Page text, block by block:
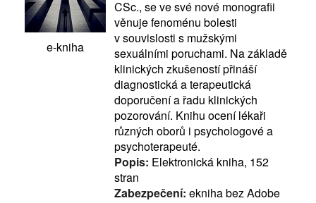
e-kniha
CSc., se ve své nové monografii
věnuje fenoménu bolesti
v souvislosti s mužskými
sexuálními poruchami. Na základě
klinických zkušeností přináší
diagnostická a terapeutická
doporučení a řadu klinických
pozorování. Knihu ocení lékaři
různých oborů i psychologové a
psychoterapeuté.
Popis: Elektronická kniha, 152
stran
Zabezpečení: ekniha bez Adobe